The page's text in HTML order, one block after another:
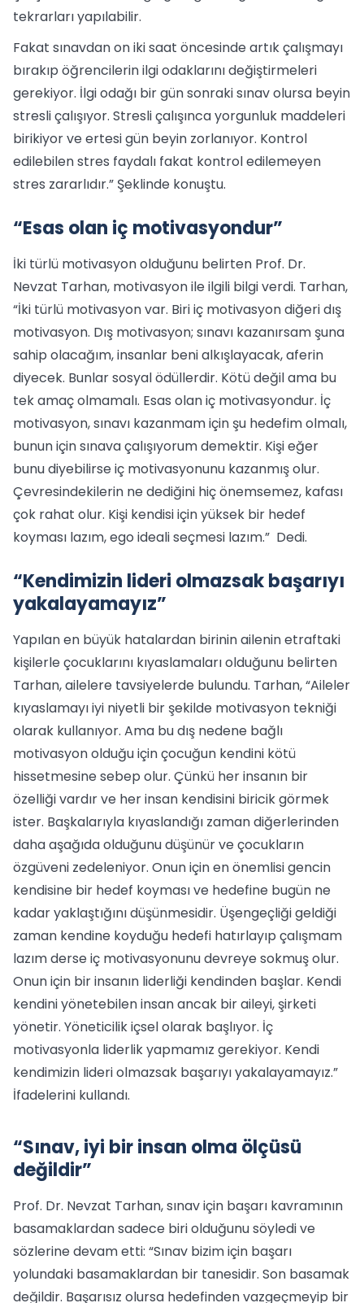
tekrarları yapılabilir.
Fakat sınavdan on iki saat öncesinde artık çalışmayı
bırakıp öğrencilerin ilgi odaklarını değiştirmeleri
gerekiyor. İlgi odağı bir gün sonraki sınav olursa beyin
stresli çalışıyor. Stresli çalışınca yorgunluk maddeleri
birikiyor ve ertesi gün beyin zorlanıyor. Kontrol
edilebilen stres faydalı fakat kontrol edilemeyen
stres zararlıdır.” Şeklinde konuştu.
“Esas olan iç motivasyondur”
İki türlü motivasyon olduğunu belirten Prof. Dr.
Nevzat Tarhan, motivasyon ile ilgili bilgi verdi. Tarhan,
“İki türlü motivasyon var. Biri iç motivasyon diğeri dış
motivasyon. Dış motivasyon; sınavı kazanırsam şuna
sahip olacağım, insanlar beni alkışlayacak, aferin
diyecek. Bunlar sosyal ödüllerdir. Kötü değil ama bu
tek amaç olmamalı. Esas olan iç motivasyondur. İç
motivasyon, sınavı kazanmam için şu hedefim olmalı,
bunun için sınava çalışıyorum demektir. Kişi eğer
bunu diyebilirse iç motivasyonunu kazanmış olur.
Çevresindekilerin ne dediğini hiç önemsemez, kafası
çok rahat olur. Kişi kendisi için yüksek bir hedef
koyması lazım, ego ideali seçmesi lazım.” Dedi.
“Kendimizin lideri olmazsak başarıyı
yakalayamayız”
Yapılan en büyük hatalardan birinin ailenin etraftaki
kişilerle çocuklarını kıyaslamaları olduğunu belirten
Tarhan, ailelere tavsiyelerde bulundu. Tarhan, “Aileler
kıyaslamayı iyi niyetli bir şekilde motivasyon tekniği
olarak kullanıyor. Ama bu dış nedene bağlı
motivasyon olduğu için çocuğun kendini kötü
hissetmesine sebep olur. Çünkü her insanın bir
özelliği vardır ve her insan kendisini biricik görmek
ister. Başkalarıyla kıyaslandığı zaman diğerlerinden
daha aşağıda olduğunu düşünür ve çocukların
özgüveni zedeleniyor. Onun için en önemlisi gencin
kendisine bir hedef koyması ve hedefine bugün ne
kadar yaklaştığını düşünmesidir. Üşengeçliği geldiği
zaman kendine koyduğu hedefi hatırlayıp çalışmam
lazım derse iç motivasyonunu devreye sokmuş olur.
Onun için bir insanın liderliği kendinden başlar. Kendi
kendini yönetebilen insan ancak bir aileyi, şirketi
yönetir. Yöneticilik içsel olarak başlıyor. İç
motivasyonla liderlik yapmamız gerekiyor. Kendi
kendimizin lideri olmazsak başarıyı yakalayamayız.”
İfadelerini kullandı.
“Sınav, iyi bir insan olma ölçüsü
değildir”
Prof. Dr. Nevzat Tarhan, sınav için başarı kavramının
basamaklardan sadece biri olduğunu söyledi ve
sözlerine devam etti: “Sınav bizim için başarı
yolundaki basamaklardan bir tanesidir. Son basamak
değildir. Başarısız olursa hedefinden vazgeçmeyip bir